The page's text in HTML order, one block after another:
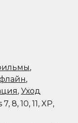
,
,
, Уход
8, 10, 11, XP,